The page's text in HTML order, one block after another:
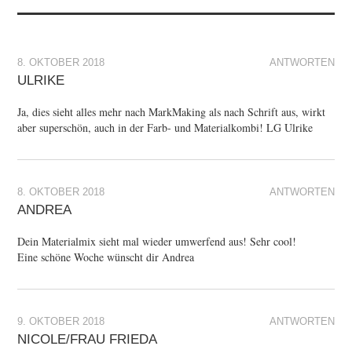
ANTWORTEN
8. OKTOBER 2018
ULRIKE
Ja, dies sieht alles mehr nach MarkMaking als nach Schrift aus, wirkt
aber superschön, auch in der Farb- und Materialkombi! LG Ulrike
ANTWORTEN
8. OKTOBER 2018
ANDREA
Dein Materialmix sieht mal wieder umwerfend aus! Sehr cool!
Eine schöne Woche wünscht dir Andrea
ANTWORTEN
9. OKTOBER 2018
NICOLE/FRAU FRIEDA